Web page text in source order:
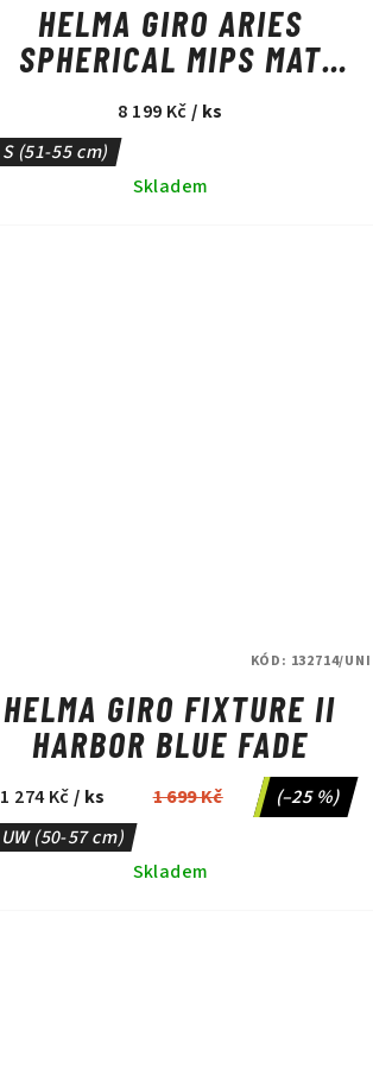
HELMA GIRO ARIES
SPHERICAL MIPS MAT
WHITE
8 199 Kč/ ks
S (51-55 cm)
Skladem
HELMA GIRO FIXTURE II
HARBOR BLUE FADE
1 274 Kč/ ks 1 699 Kč
(–25 %)
UW (50-57 cm)
Skladem
KÓD: 132714/UNI